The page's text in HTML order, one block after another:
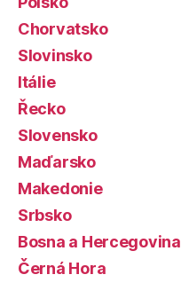
Chorvatsko
Slovinsko
Itálie
Řecko
Slovensko
Maďarsko
Makedonie
Srbsko
Bosna a Hercegovina
Černá Hora